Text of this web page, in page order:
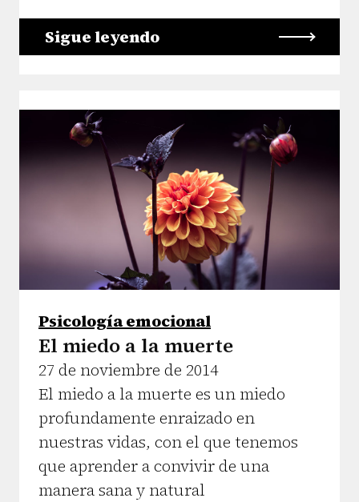
Sigue leyendo
Psicología emocional
El miedo a la muerte
27 de noviembre de 2014
El miedo a la muerte es un miedo
profundamente enraizado en
nuestras vidas, con el que tenemos
que aprender a convivir de una
manera sana y natural